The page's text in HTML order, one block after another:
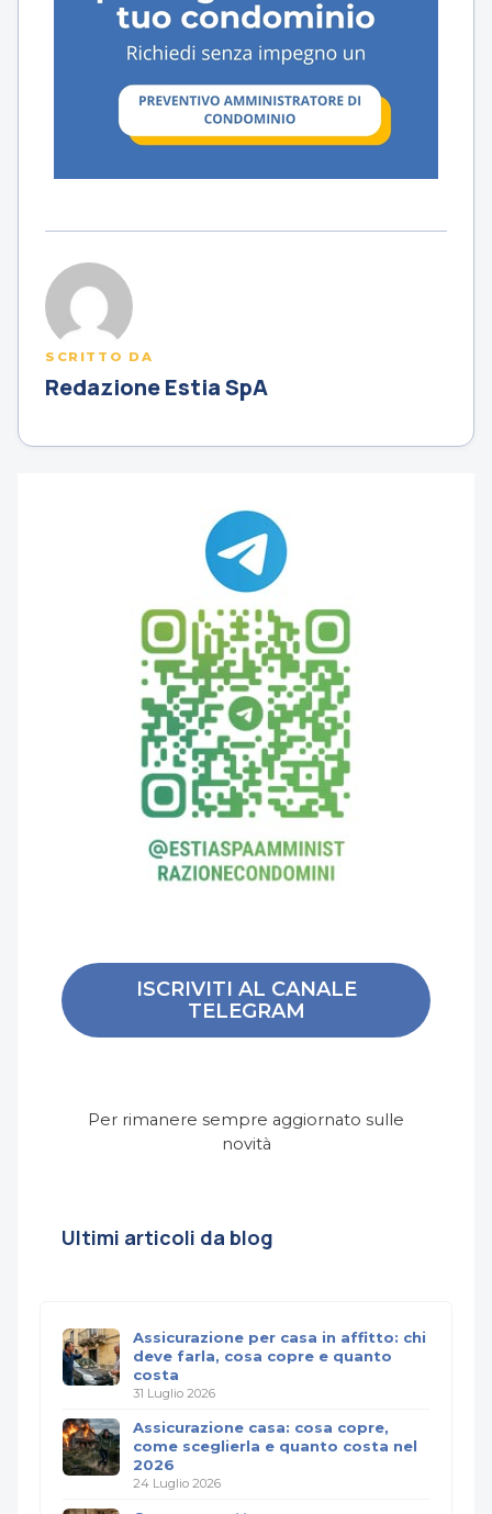
SCRITTO DA
Redazione Estia SpA
ISCRIVITI AL CANALE
TELEGRAM
Per rimanere sempre aggiornato sulle
novità
Ultimi articoli da blog
Assicurazione per casa in affitto: chi
deve farla, cosa copre e quanto
costa
31 Luglio 2026
Assicurazione casa: cosa copre,
come sceglierla e quanto costa nel
2026
24 Luglio 2026